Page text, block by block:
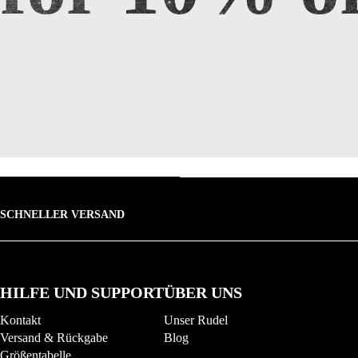
SCHNELLER VERSAND
HILFE UND SUPPORT
Kontakt
Versand & Rückgabe
Größentabelle
ÜBER UNS
Unser Rudel
Blog